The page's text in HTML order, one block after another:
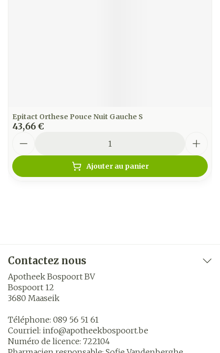
Epitact Orthese Pouce Nuit Gauche S
43,66 €
Ajouter au panier
Contactez nous
Apotheek Bospoort BV
Bospoort 12
3680 Maaseik
Téléphone: 089 56 51 61
Courriel: info@apotheekbospoort.be
Numéro de licence: 722104